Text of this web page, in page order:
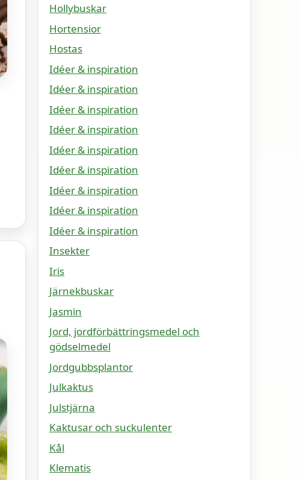
Hollybuskar
Hortensior
Hostas
Idéer & inspiration
Idéer & inspiration
Idéer & inspiration
Idéer & inspiration
Idéer & inspiration
Idéer & inspiration
Idéer & inspiration
Idéer & inspiration
Idéer & inspiration
Insekter
Iris
Järnekbuskar
Jasmin
Jord, jordförbättringsmedel och
gödselmedel
Jordgubbsplantor
Julkaktus
Julstjärna
Kaktusar och suckulenter
Kål
Klematis